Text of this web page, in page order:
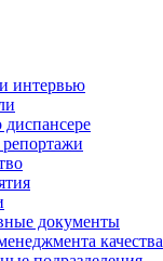
интервью
документы
качества